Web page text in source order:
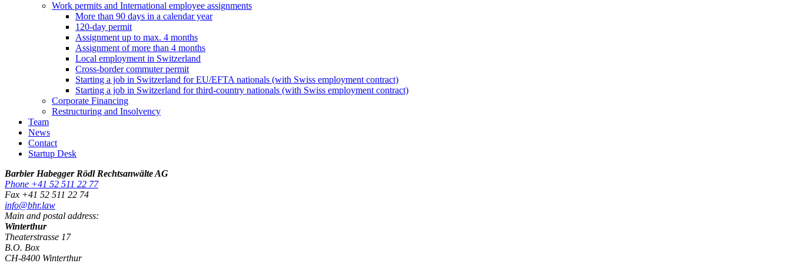
Work permits and International employee assignments
More than 90 days in a calendar year
120-day permit
Assignment up to max. 4 months
Assignment of more than 4 months
Local employment in Switzerland
Cross-border commuter permit
Starting a job in Switzerland for EU/EFTA nationals (with Swiss employment contract)
Starting a job in Switzerland for third-country nationals (with Swiss employment contract)
Corporate Financing
Restructuring and Insolvency
Team
News
Contact
Startup Desk
Barbier Habegger Rödl Rechtsanwälte AG
Phone +41 52 511 22 77
Fax +41 52 511 22 74
info@bhr.law
Main and postal address:
Winterthur
Theaterstrasse 17
B.O. Box
CH-8400 Winterthur